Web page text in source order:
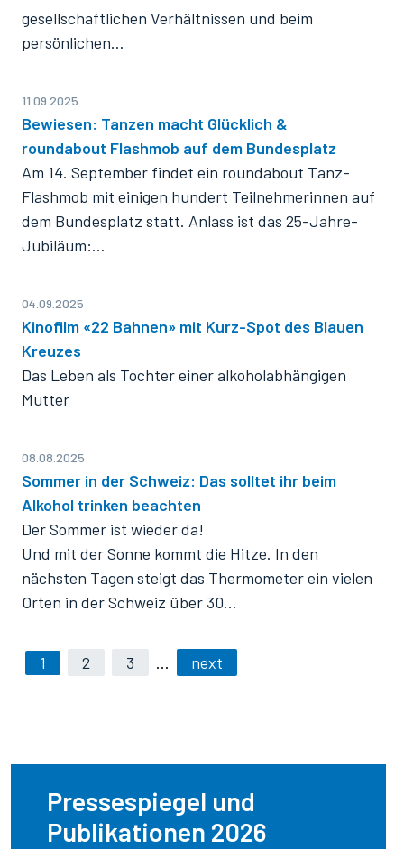
gesellschaftlichen Verhältnissen und beim
persönlichen…
11.09.2025
Bewiesen: Tanzen macht Glücklich &
roundabout Flashmob auf dem Bundesplatz
Am 14. September findet ein roundabout Tanz-
Flashmob mit einigen hundert Teilnehmerinnen auf
dem Bundesplatz statt. Anlass ist das 25-Jahre-
Jubiläum:…
04.09.2025
Kinofilm «22 Bahnen» mit Kurz-Spot des Blauen
Kreuzes
Das Leben als Tochter einer alkoholabhängigen
Mutter
08.08.2025
Sommer in der Schweiz: Das solltet ihr beim
Alkohol trinken beachten
Der Sommer ist wieder da!
Und mit der Sonne kommt die Hitze. In den
nächsten Tagen steigt das Thermometer ein vielen
Orten in der Schweiz über 30…
1 2 3 … next
Pressespiegel und
Publikationen 2026